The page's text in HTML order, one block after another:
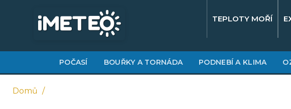
hlavnímu
TEPLOTY MOŘÍ
POČASÍ BOUŘKY A TORNÁDA PODNEBÍ A KLIMA
Domů